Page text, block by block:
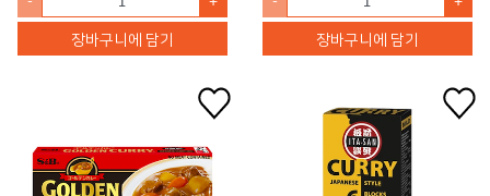
장바구니에 담기 장바구니에 담기